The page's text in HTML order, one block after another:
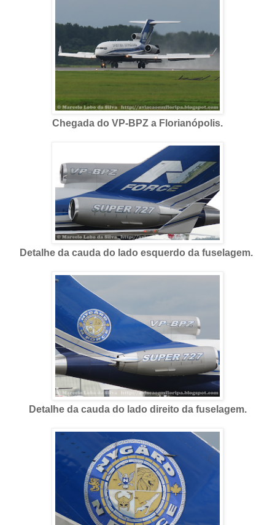
Chegada do VP-BPZ a Florianópolis.
Detalhe da cauda do lado esquerdo da fuselagem.
Detalhe da cauda do lado direito da fuselagem.